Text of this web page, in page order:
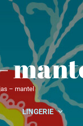
LINGERIE
– mantel